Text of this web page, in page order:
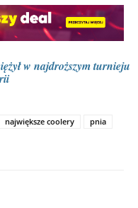
w najdroższym turnieju
największe coolery
pnia